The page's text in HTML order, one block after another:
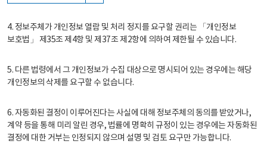
4. 정보주체가 개인정보 열람 및 처리 정지를 요구할 권리는 「개인정보
보호법」 제35조 제4항 및 제37조 제2항에 의하여 제한될 수 있습니다.
5. 다른 법령에서 그 개인정보가 수집 대상으로 명시되어 있는 경우에는 해당
개인정보의 삭제를 요구할 수 없습니다.
6. 자동화된 결정이 이루어진다는 사실에 대해 정보주체의 동의를 받았거나,
계약 등을 통해 미리 알린 경우, 법률에 명확히 규정이 있는 경우에는 자동화된
결정에 대한 거부는 인정되지 않으며 설명 및 검토 요구만 가능합니다.